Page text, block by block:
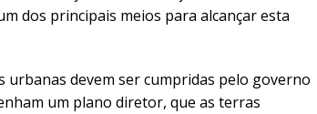
dos principais meios para alcançar esta
urbanas devem ser cumpridas pelo governo
um plano diretor, que as terras